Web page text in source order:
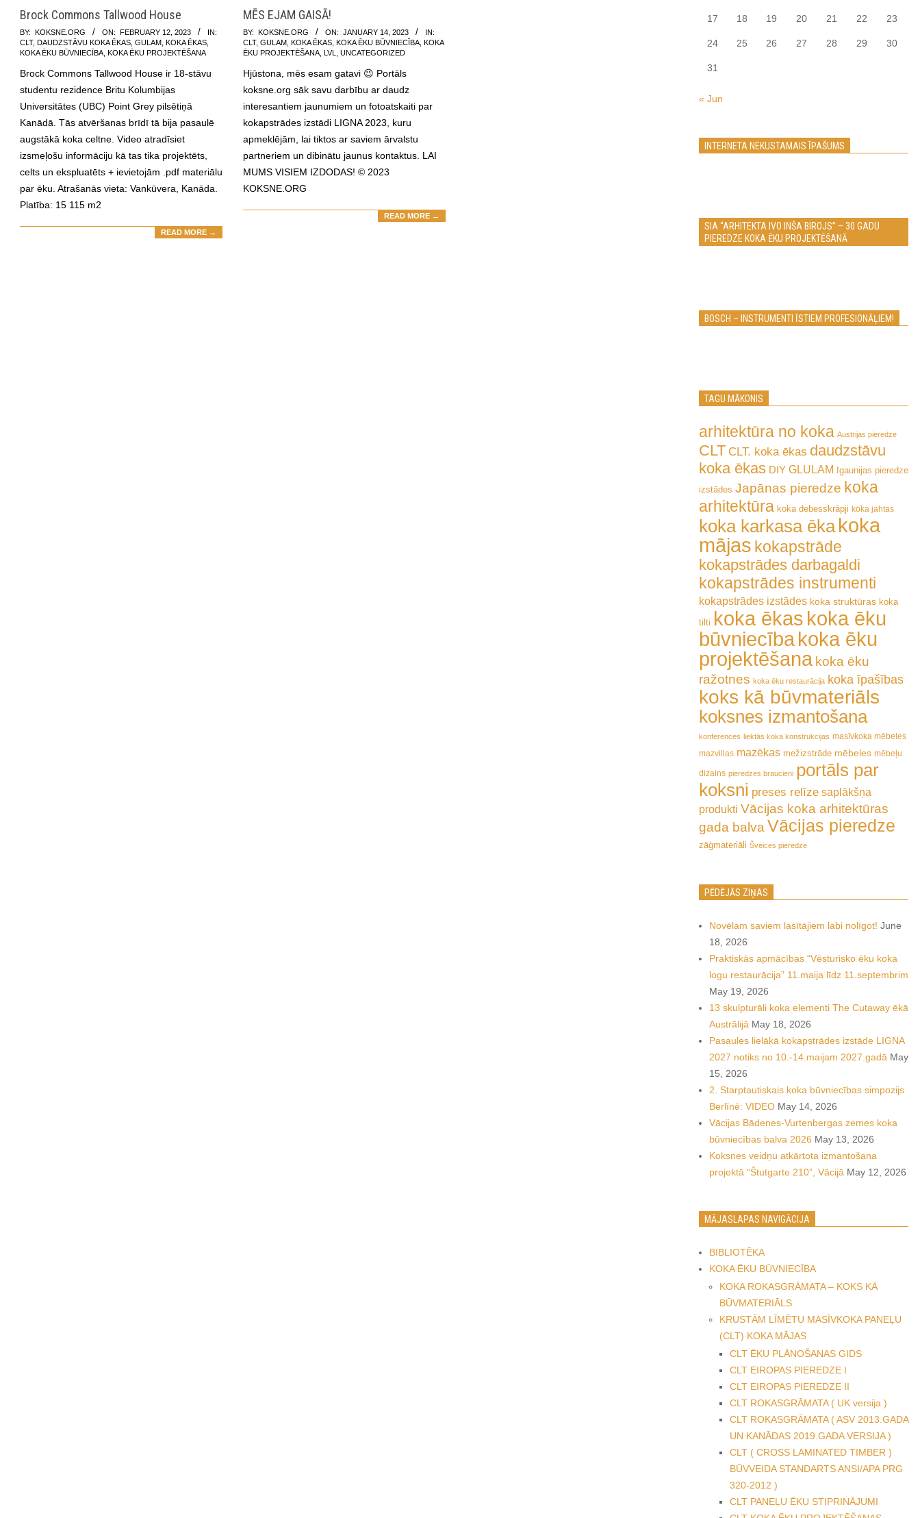
Brock Commons Tallwood House
2023-
02-
BY: KOKSNE.ORG ON: FEBRUARY 12, 2023
IN:
CLT, DAUDZSTĀVU KOKA ĒKAS GULAM KOKA ĒKAS
KOKA ĒKU BŪVNIECĪBA KOKA ĒKU PROJEKTĒŠANA
Brock Commons Tallwood House ir 18-stāvu
studentu rezidence Britu Kolumbijas
Universitātes (UBC) Point Grey pilsētiņā
Kanādā. Tās atvēršanas brīdī tā bija pasaulē
augstākā koka celtne. Video atradīsiet
izsmeļošu informāciju kā tas tika projektēts,
celts un ekspluatēts + ievietojām .pdf materiālu
par ēku. Atrašanās vieta: Vankūvera, Kanāda.
Platība: 15 115 m2
READ MORE →
MĒS EJAM GAISĀ!
2023-
01-
BY: KOKSNE.ORG ON: JANUARY 14, 2023
IN:
CLT, GULAM, KOKA ĒKAS, KOKA ĒKU BŪVNIECĪBA, KOKA
ĒKU PROJEKTĒŠANA, LVL UNCATEGORIZED
Hjūstona, mēs esam gatavi 😉 Portāls
koksne.org sāk savu darbību ar daudz
interesantiem jaunumiem un fotoatskaiti par
kokapstrādes izstādi LIGNA 2023, kuru
apmeklējām, lai tiktos ar saviem ārvalstu
partneriem un dibinātu jaunus kontaktus. LAI
MUMS VISIEM IZDODAS! © 2023
KOKSNE.ORG
READ MORE →
17 18 19 20 21 22 23
24 25 26 27 28 29 30
31
« Jun
INTERNETA NEKUSTAMAIS ĪPAŠUMS
SIA “ARHITEKTA IVO INŠA BIROJS” – 30 GADU
PIEREDZE KOKA ĒKU PROJEKTĒŠANĀ
BOSCH – INSTRUMENTI ĪSTIEM PROFESIONĀĻIEM!
TAGU MĀKONIS
arhitektūra no koka Austrijas pieredze
CLT CLT. koka ēkas daudzstāvu
koka ēkas DIY GLULAM Igaunijas pieredze
izstādes Japānas pieredze koka
arhitektūra koka debesskrāpji koka jahtas
koka karkasa ēka koka
mājas kokapstrāde
kokapstrādes darbagaldi
kokapstrādes instrumenti
kokapstrādes izstādes koka struktūras koka
tilti koka ēkas koka ēku
būvniecībakoka ēku
projektēšana koka ēku
ražotnes koka ēku restaurācija koka īpašības
koks kā būvmateriāls
koksnes izmantošana
konferences liektās koka konstrukcijas masīvkoka mēbeles
mazvillas mazēkas mežizstrāde mēbeles mēbeļu
dizains pieredzes braucieni portāls par
koksni preses relīze saplākšņa
produkti Vācijas koka arhitektūras
gada balva Vācijas pieredze
zāģmateriāli Šveices pieredze
PĒDĒJĀS ZIŅAS
Novēlam saviem lasītājiem labi nolīgot! June
18, 2026
Praktiskās apmācības “Vēsturisko ēku koka
logu restaurācija” 11.maija līdz 11.septembrim
May 19, 2026
13 skulpturāli koka elementi The Cutaway ēkā
Austrālijā May 18, 2026
Pasaules lielākā kokapstrādes izstāde LIGNA
2027 notiks no 10.-14.maijam 2027.gadā May
15, 2026
2. Starptautiskais koka būvniecības simpozijs
Berlīnē: VIDEO May 14, 2026
Vācijas Bādenes-Vurtenbergas zemes koka
būvniecības balva 2026 May 13, 2026
Koksnes veidņu atkārtota izmantošana
projektā “Štutgarte 210”, Vācijā May 12, 2026
MĀJASLAPAS NAVIGĀCIJA
BIBLIOTĒKA
KOKA ĒKU BŪVNIECĪBA
KOKA ROKASGRĀMATA – KOKS KĀ
BŪVMATERIĀLS
KRUSTĀM LĪMĒTU MASĪVKOKA PANEĻU
(CLT) KOKA MĀJAS
CLT ĒKU PLĀNOŠANAS GIDS
CLT EIROPAS PIEREDZE I
CLT EIROPAS PIEREDZE II
CLT ROKASGRĀMATA ( UK versija )
CLT ROKASGRĀMATA ( ASV 2013.GADA
UN KANĀDAS 2019.GADA VERSIJA )
CLT ( CROSS LAMINATED TIMBER )
BŪVVEIDA STANDARTS ANSI/APA PRG
320-2012 )
CLT PANEĻU ĒKU STIPRINĀJUMI